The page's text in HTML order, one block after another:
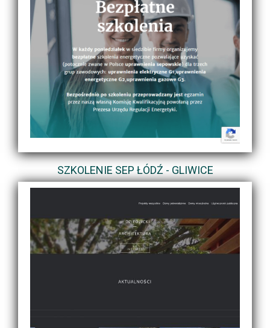
SZKOLENIE SEP ŁÓDŹ - GLIWICE